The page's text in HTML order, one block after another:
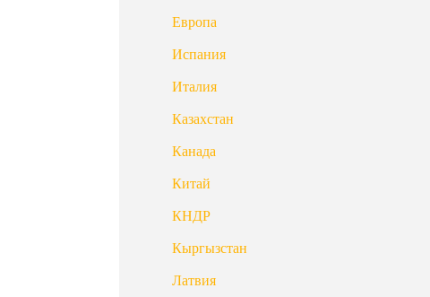
Европа
Испания
Италия
Казахстан
Канада
Китай
КНДР
Кыргызстан
Латвия